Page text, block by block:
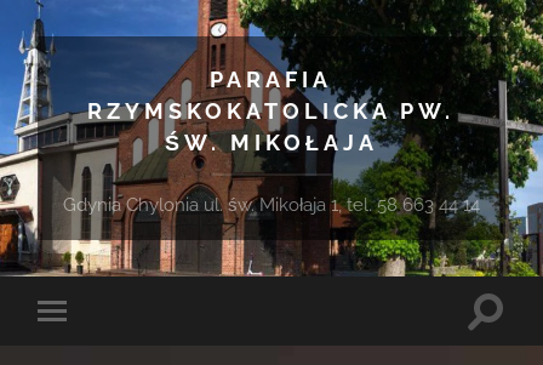
PARAFIA
RZYMSKOKATOLICKA PW.
ŚW. MIKOŁAJA
Gdynia Chylonia ul. św. Mikołaja 1, tel. 58 663 44 14
Toggle
Toggle